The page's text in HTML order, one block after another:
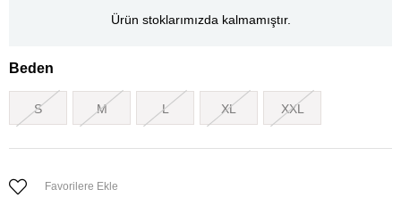
Ürün stoklarımızda kalmamıştır.
Beden
S M L XL XXL
Favorilere Ekle